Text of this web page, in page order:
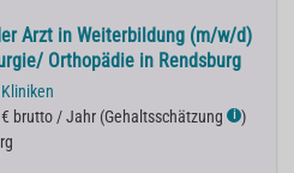
Arzt in Weiterbildung (m/w/d)
Orthopädie in Rendsburg
brutto / Jahr (Gehaltsschätzung ℹ )